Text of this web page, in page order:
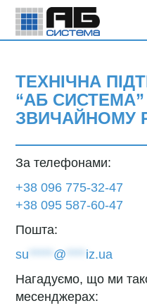
Головна
ТЕХНІЧНА
“АБ
ЗВИЧАЙНОМУ
За телефонами:
+38 096 775-32-47
+38 095 587-60-47
Пошта:
su
@
iz.ua
Нагадуємо, що ми
месенджерах: